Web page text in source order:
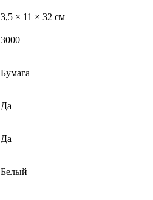
3,5 × 11 × 32 см
3000
Бумага
Да
Да
Белый